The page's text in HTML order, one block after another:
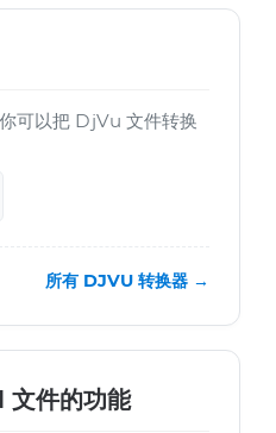
可以把 DjVu 文件转换
所有 DJVU 转换器 →
件的功能